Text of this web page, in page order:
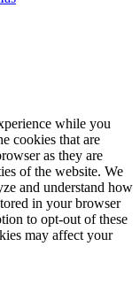
while you
cookies that are
as they are
of the website. We
and understand how
in your browser
to opt-out of these
may affect your